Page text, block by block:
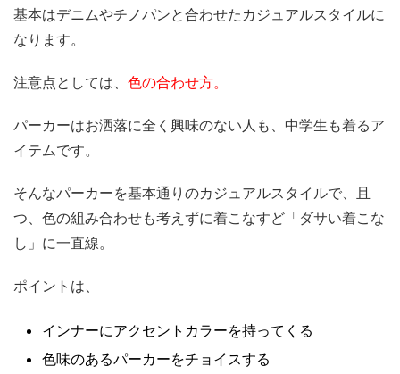
基本はデニムやチノパンと合わせたカジュアルスタイルに
なります。
注意点としては、 色の合わせ方。
パーカーはお洒落に全く興味のない人も、中学生も着るア
イテムです。
そんなパーカーを基本通りのカジュアルスタイルで、且
つ、色の組み合わせも考えずに着こなすど「ダサい着こな
し」に一直線。
ポイントは、
インナーにアクセントカラーを持ってくる
色味のあるパーカーをチョイスする